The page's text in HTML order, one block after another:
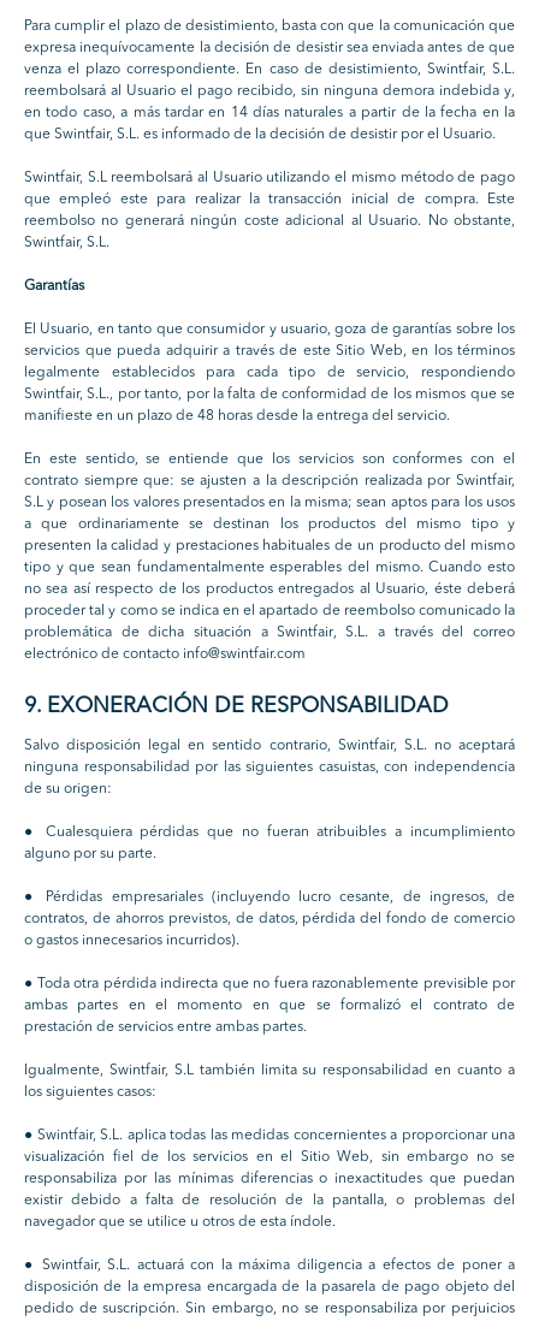
Para cumplir el plazo de desistimiento, basta con que la comunicación que
expresa inequívocamente la decisión de desistir sea enviada antes de que
venza el plazo correspondiente. En caso de desistimiento, Swintfair, S.L.
reembolsará al Usuario el pago recibido, sin ninguna demora indebida y,
en todo caso, a más tardar en 14 días naturales a partir de la fecha en la
que Swintfair, S.L. es informado de la decisión de desistir por el Usuario.
Swintfair, S.L reembolsará al Usuario utilizando el mismo método de pago
que empleó este para realizar la transacción inicial de compra. Este
reembolso no generará ningún coste adicional al Usuario. No obstante,
Swintfair, S.L.
Garantías
El Usuario, en tanto que consumidor y usuario, goza de garantías sobre los
servicios que pueda adquirir a través de este Sitio Web, en los términos
legalmente establecidos para cada tipo de servicio, respondiendo
Swintfair, S.L., por tanto, por la falta de conformidad de los mismos que se
manifieste en un plazo de 48 horas desde la entrega del servicio.
En este sentido, se entiende que los servicios son conformes con el
contrato siempre que: se ajusten a la descripción realizada por Swintfair,
S.L y posean los valores presentados en la misma; sean aptos para los usos
a que ordinariamente se destinan los productos del mismo tipo y
presenten la calidad y prestaciones habituales de un producto del mismo
tipo y que sean fundamentalmente esperables del mismo. Cuando esto
no sea así respecto de los productos entregados al Usuario, éste deberá
proceder tal y como se indica en el apartado de reembolso comunicado la
problemática de dicha situación a Swintfair, S.L. a través del correo
electrónico de contacto info@swintfair.com
9. EXONERACIÓN DE RESPONSABILIDAD
Salvo disposición legal en sentido contrario, Swintfair, S.L. no aceptará
ninguna responsabilidad por las siguientes casuistas, con independencia
de su origen:
● Cualesquiera pérdidas que no fueran atribuibles a incumplimiento
alguno por su parte.
● Pérdidas empresariales (incluyendo lucro cesante, de ingresos, de
contratos, de ahorros previstos, de datos, pérdida del fondo de comercio
o gastos innecesarios incurridos).
● Toda otra pérdida indirecta que no fuera razonablemente previsible por
ambas partes en el momento en que se formalizó el contrato de
prestación de servicios entre ambas partes.
Igualmente, Swintfair, S.L también limita su responsabilidad en cuanto a
los siguientes casos:
● Swintfair, S.L. aplica todas las medidas concernientes a proporcionar una
visualización fiel de los servicios en el Sitio Web, sin embargo no se
responsabiliza por las mínimas diferencias o inexactitudes que puedan
existir debido a falta de resolución de la pantalla, o problemas del
navegador que se utilice u otros de esta índole.
● Swintfair, S.L. actuará con la máxima diligencia a efectos de poner a
disposición de la empresa encargada de la pasarela de pago objeto del
pedido de suscripción. Sin embargo, no se responsabiliza por perjuicios